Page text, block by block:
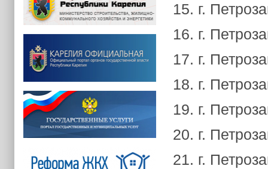
15. г.
16. г.
17. г.
18. г.
19. г.
20. г.
21. г.